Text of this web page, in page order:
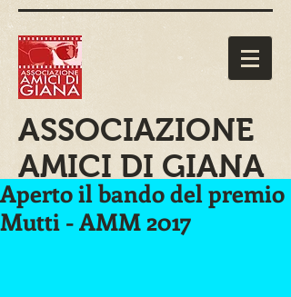
ASSOCIAZIONE
AMICI DI GIANA
Aperto il bando del premio
Mutti - AMM 2017